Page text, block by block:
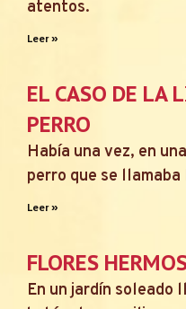
atentos.
Leer »
EL CASO DE LA
PERRO
Había una vez, en
perro que se
Leer »
FLORES
En un jardín soleado